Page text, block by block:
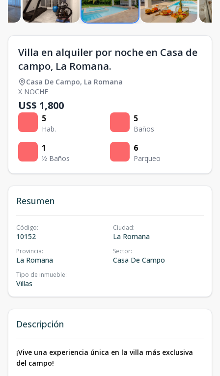
Villa en alquiler por noche en Casa de
campo, La Romana.
Casa De Campo, La Romana
X NOCHE
US$ 1,800
5
Hab.
5
Baños
1
½ Baños
6
Parqueo
Resumen
Código:
10152
Ciudad:
La Romana
Provincia:
La Romana
Sector:
Casa De Campo
Tipo de inmueble:
Villas
Descripción
¡Vive una experiencia única en la villa más exclusiva
del campo!